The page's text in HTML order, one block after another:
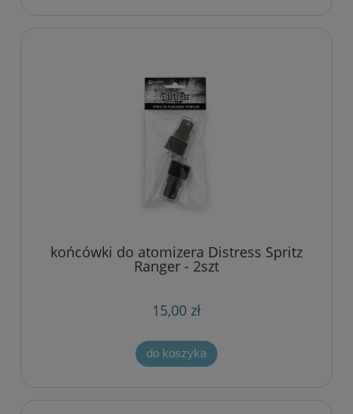
końcówki do atomizera Distress Spritz
Ranger - 2szt
15,00 zł
do koszyka